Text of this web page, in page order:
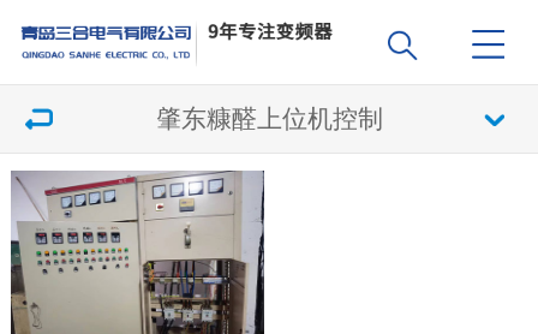
肇东糠醛上位机控制